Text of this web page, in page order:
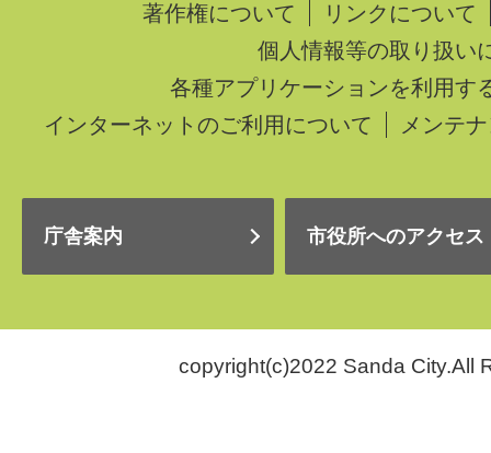
著作権について
リンクについて
個人情報等の取り扱い
各種アプリケーションを利用す
インターネットのご利用について
メンテ
庁舎案内 市役所へのアクセス
copyright(c)2022 Sanda City.All